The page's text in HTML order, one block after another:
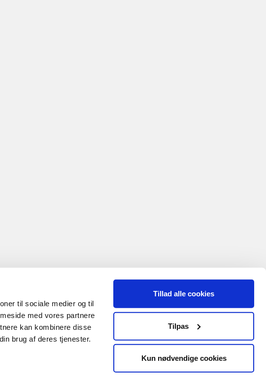
til sociale medier og til
med vores partnere
kan kombinere disse
brug af deres tjenester.
Tillad alle cookies
Tilpas
Kun nødvendige cookies